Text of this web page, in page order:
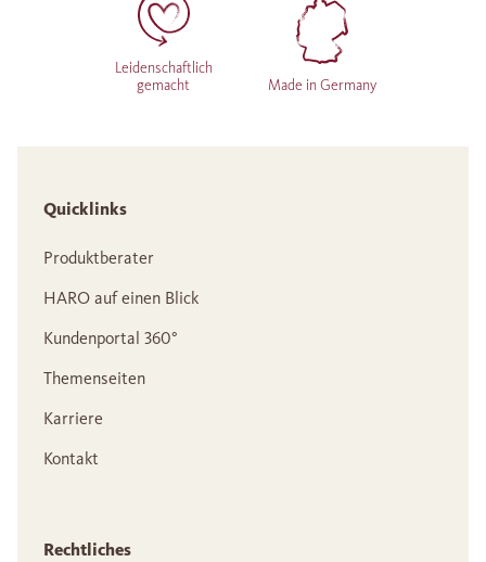
Leidenschaftlich
gemacht
Made in Germany
Quicklinks
Produktberater
HARO auf einen Blick
Kundenportal 360°
Themenseiten
Karriere
Kontakt
Rechtliches